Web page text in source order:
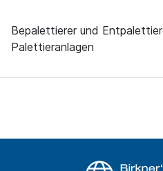
Bepalettierer und
Palettieranlagen